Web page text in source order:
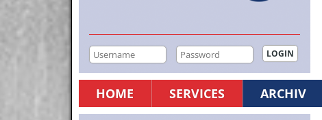
HOME SERVICES ARCHIV